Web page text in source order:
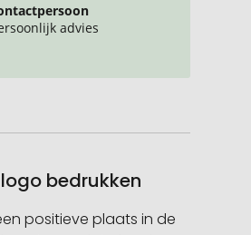
advies
bedrukken
positieve plaats in de